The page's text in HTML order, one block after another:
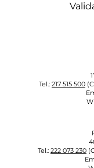
Tel.: 217 515 500
Tel.: 222 073 230